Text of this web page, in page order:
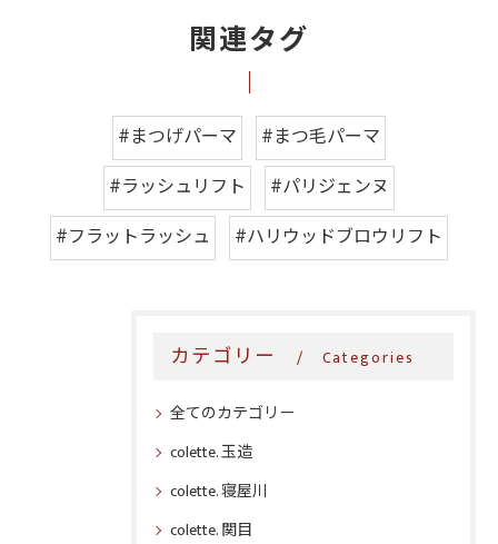
関連タグ
#まつげパーマ
#まつ毛パーマ
#ラッシュリフト
#パリジェンヌ
#フラットラッシュ
#ハリウッドブロウリフト
カテゴリー Categories
全てのカテゴリー
colette. 玉造
colette. 寝屋川
colette. 関目